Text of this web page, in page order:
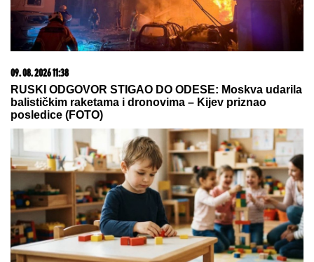
Novi udarac za Jelenu Radanović
nakon drame sa Raletom i Anom
Nikolić: Oglasila se zbog
(VIDEO) TRUDNA ANITA DOVEZLA
LUKU NA PINKStrasno se grle i
ljube u kolima, ne pušta ga: Blista
pred porođaj
by Aklamator